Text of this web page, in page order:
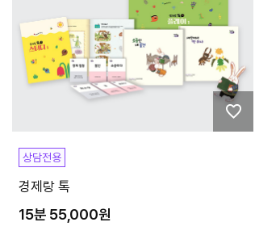
상담전용
경제랑 톡
15분 55,000원